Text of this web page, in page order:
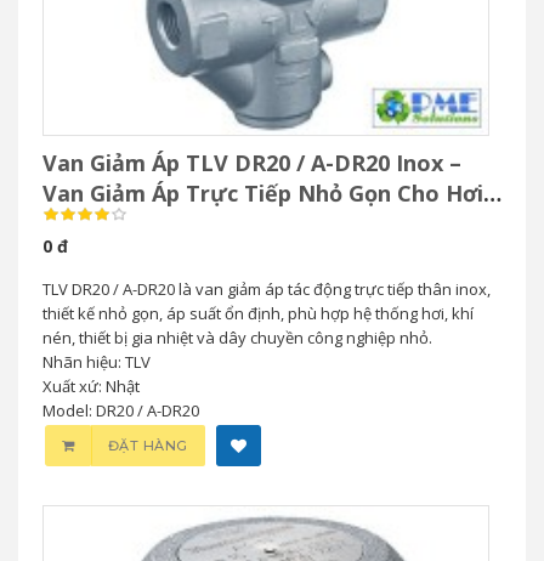
Van Giảm Áp TLV DR20 / A-DR20 Inox –
Van Giảm Áp Trực Tiếp Nhỏ Gọn Cho Hơi
& Khí Nén
0 đ
TLV DR20 / A-DR20 là van giảm áp tác động trực tiếp thân inox,
thiết kế nhỏ gọn, áp suất ổn định, phù hợp hệ thống hơi, khí
nén, thiết bị gia nhiệt và dây chuyền công nghiệp nhỏ.
Nhãn hiệu: TLV
Xuất xứ: Nhật
Model: DR20 / A-DR20
ĐẶT HÀNG